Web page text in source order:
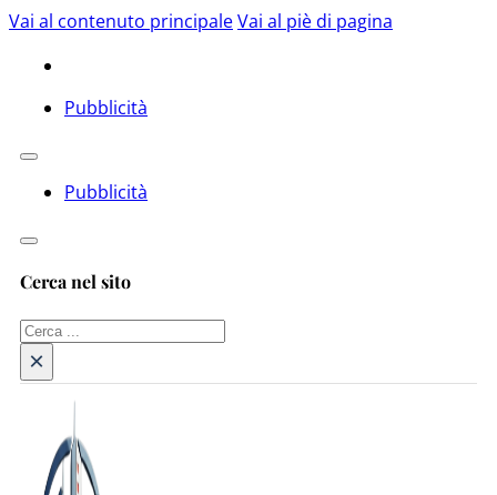
Vai al contenuto principaleVai al piè di pagina
Pubblicità
Pubblicità
Cerca nel sito
Cerca
×